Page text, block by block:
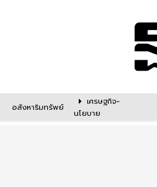
อสังหาริมทรัพย์
เศรษฐกิจ-
นโยบาย